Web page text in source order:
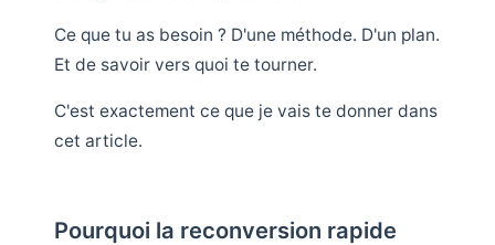
Ce que tu as besoin ? D'une méthode. D'un plan.
Et de savoir vers quoi te tourner.
C'est exactement ce que je vais te donner dans
cet article.
Pourquoi la reconversion rapide